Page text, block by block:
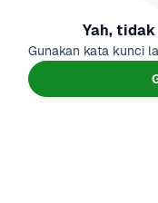
Yah,
Gunakan kata kunci